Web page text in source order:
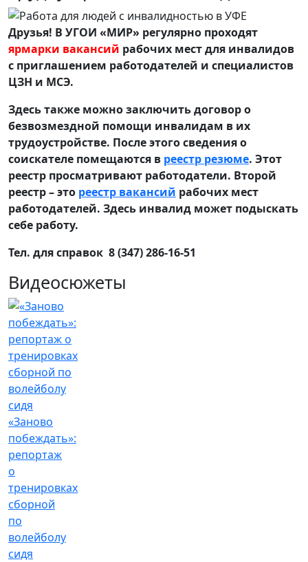
Друзья! В УГОИ «МИР» регулярно проходят
ярмарки вакансий рабочих мест для инвалидов
с приглашением работодателей и специалистов
ЦЗН и МСЭ.
Здесь также можно заключить договор о
безвозмездной помощи инвалидам в их
трудоустройстве. После этого сведения о
соискателе помещаются в реестр резюме. Этот
реестр просматривают работодатели. Второй
реестр – это реестр вакансий рабочих мест
работодателей. Здесь инвалид может подыскать
себе работу.
Тел. для справок 8 (347) 286-16-51
Видеосюжеты
«Заново
побеждать»:
репортаж
о
тренировках
сборной
по
волейболу
сидя